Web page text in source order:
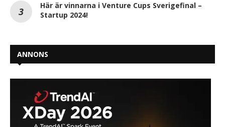
Här är vinnarna i Venture Cups Sverigefinal –
Startup 2024!
ANNONS